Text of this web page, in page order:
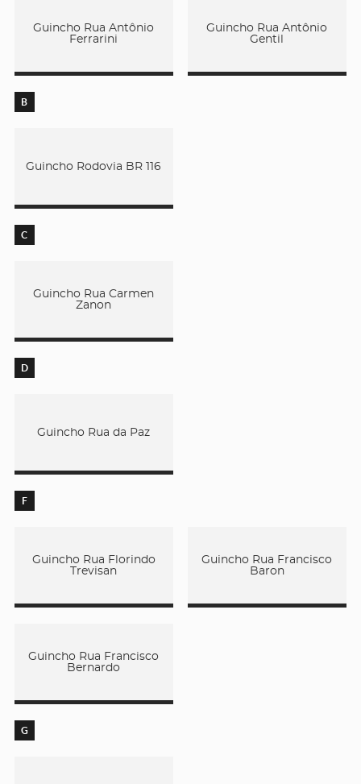
Guincho Rua Antônio
Ferrarini
Guincho Rua Antônio
Gentil
B
Guincho Rodovia BR 116
C
Guincho Rua Carmen
Zanon
D
Guincho Rua da Paz
F
Guincho Rua Florindo
Trevisan
Guincho Rua Francisco
Baron
Guincho Rua Francisco
Bernardo
G